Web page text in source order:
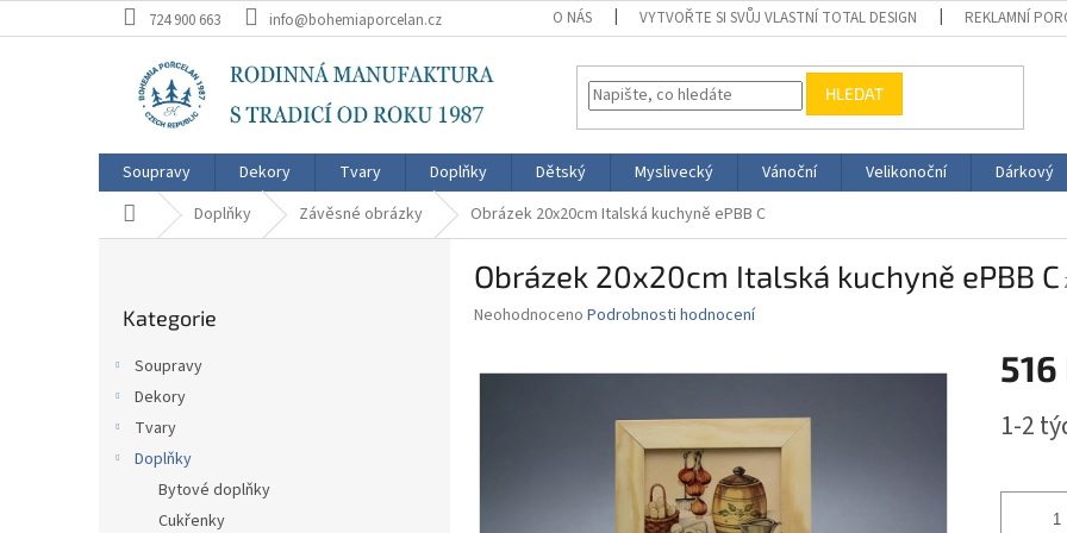
na
724 900 663 info@bohemiaporcelan.cz O NÁS VYTVOŘTE SI SVŮJ VLASTNÍ TOTAL DESIGN REKLAMNÍ
HLEDAT
Soupravy Dekory Tvary Doplňky Dětský Myslivecký Vánoční Velikonoční Dárkový
Domů Doplňky Závěsné obrázky Obrázek 20x20cm Italská kuchyně ePBB C
kategorie
Kategorie
Soupravy
Dekory
Tvary
Doplňky
Bytové doplňky
Cukřenky
Obrázek 20x20cm Italská kuchyně ePBB C
Průměrné
Neohodnoceno Podrobnosti hodnocení
516
cena:
1-2